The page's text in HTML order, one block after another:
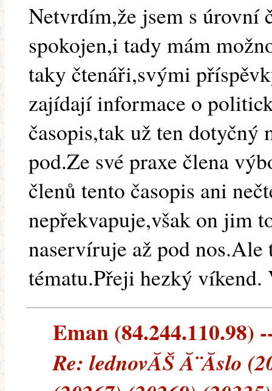
Netvrdím,že jsem s úrovní
spokojen,i tady mám
taky čtenáři,svými
zajídají informace o
časopis,tak už ten dotyčný
pod.Ze své praxe člena
členů tento časopis ani
nepřekvapuje,však on jim
naservíruje až pod
tématu.Přeji hezký víkend.
Eman (84.244.110.98)
Re: lednovĂŠ Ă¨Ă­slo